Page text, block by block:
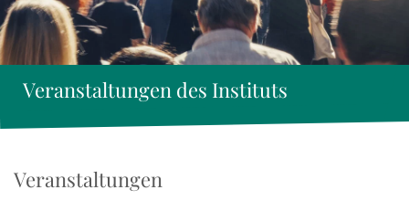
Veranstaltungen des Instituts
Veranstaltungen